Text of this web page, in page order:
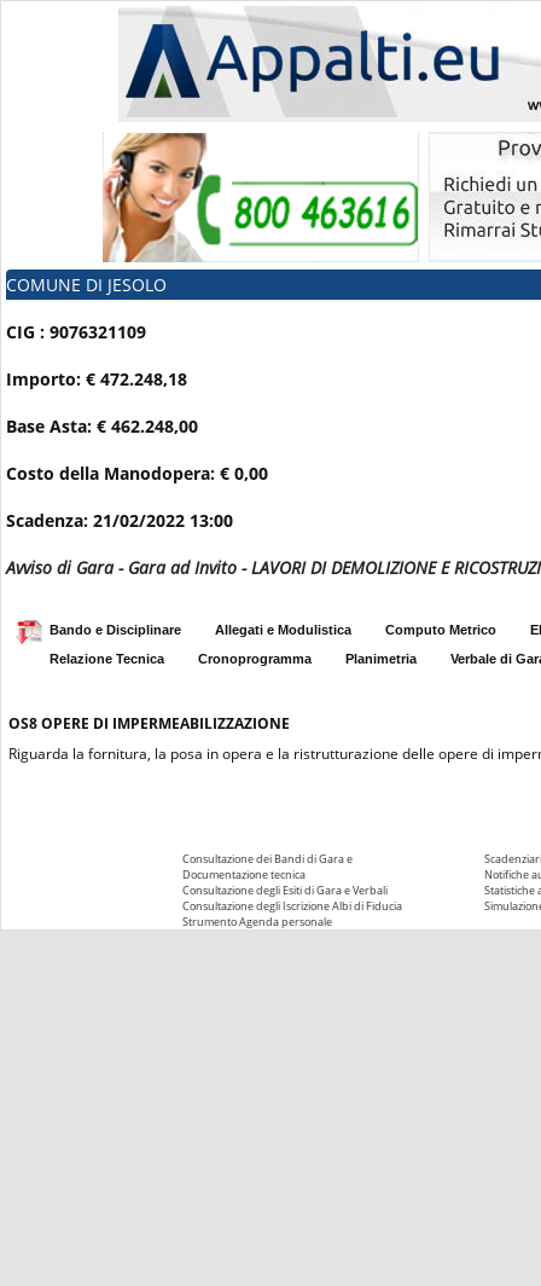
COMUNE DI JESOLO
CIG : 9076321109
Importo: € 472.248,18
Base Asta: € 462.248,00
Costo della Manodopera: € 0,00
Scadenza: 21/02/2022 13:00
Avviso di Gara - Gara ad Invito - LAVORI DI DEMOLIZIONE E
Bando e Disciplinare Allegati e Modulistica Computo Metrico
Relazione Tecnica
Cronoprogramma Planimetria Verbale di
OS8OPERE DI IMPERMEABILIZZAZIONE
Riguarda la fornitura, la posa in opera e la ristrutturazione delle opere di
Consultazione dei Bandi di Gara e
Documentazione tecnica
Consultazione degli Esiti di Gara e Verbali
Consultazione degli Iscrizione Albi di Fiducia
Strumento Agenda personale
Notifiche
Statistiche